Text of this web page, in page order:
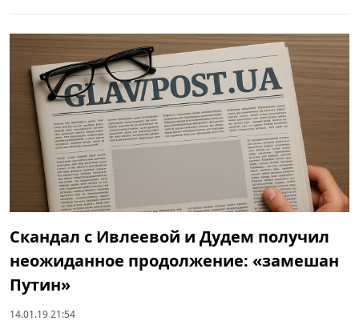
Скандал с Ивлеевой и Дудем получил
неожиданное продолжение: «замешан
Путин»
14.01.19 21:54